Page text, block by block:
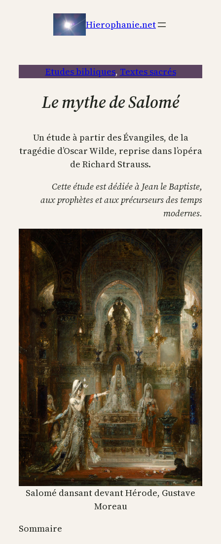
Hierophanie.net
Etudes bibliques, Textes sacrés
Le mythe de Salomé
Un étude à partir des Évangiles, de la
tragédie d’Oscar Wilde, reprise dans l’opéra
de Richard Strauss.
Cette étude est dédiée à Jean le Baptiste,
aux prophètes et aux précurseurs des temps
modernes.
Salomé dansant devant Hérode, Gustave
Moreau
Sommaire